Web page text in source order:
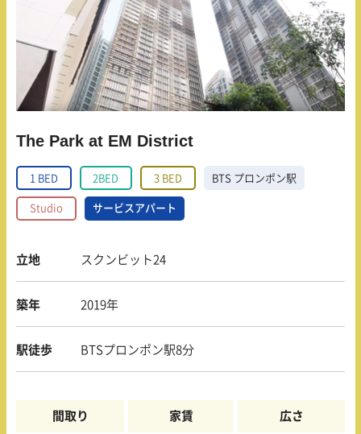
The Park at EM District
1 BED 2BED 3 BED BTS プロンポン駅
Studio サービスアパート
立地 スクンビット24
築年 2019年
駅徒歩 BTSプロンポン駅8分
間取り 家賃 広さ